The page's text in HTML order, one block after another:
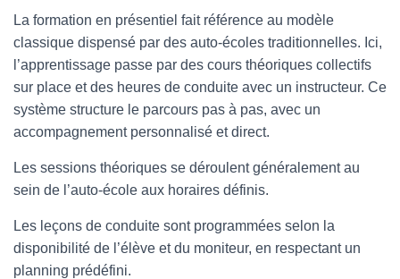
La formation en présentiel fait référence au modèle
classique dispensé par des auto-écoles traditionnelles. Ici,
l’apprentissage passe par des cours théoriques collectifs
sur place et des heures de conduite avec un instructeur. Ce
système structure le parcours pas à pas, avec un
accompagnement personnalisé et direct.
Les sessions théoriques se déroulent généralement au
sein de l’auto-école aux horaires définis.
Les leçons de conduite sont programmées selon la
disponibilité de l’élève et du moniteur, en respectant un
planning prédéfini.